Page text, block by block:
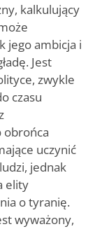
kalkulujący
jego ambicja i
Jest
zwykle
czasu
obrońca
uczynić
jednak
elity
o tyranię.
wyważony,